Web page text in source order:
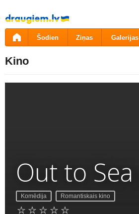
Pāriet
uz
saturu
Šodien Ziņas Galerijas
Kino
Out to Sea
Komēdija Romantiskais kino